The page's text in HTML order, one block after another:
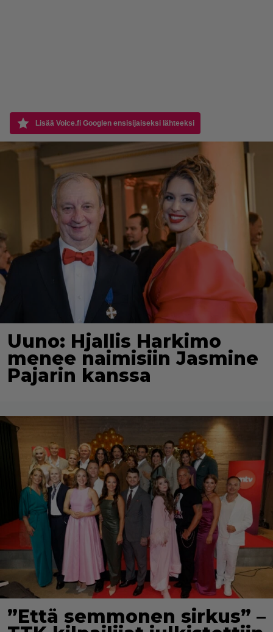
Lisää Voice.fi Googlen ensisijaiseksi lähteeksi
Uuno: Hjallis Harkimo
menee naimisiin Jasmine
Pajarin kanssa
”Että semmonen sirkus” –